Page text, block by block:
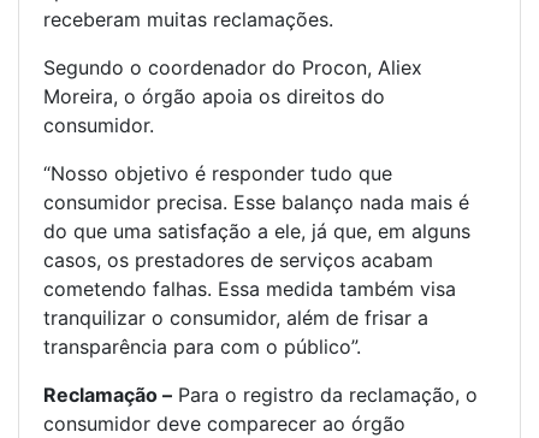
receberam muitas reclamações.
Segundo o coordenador do Procon, Aliex
Moreira, o órgão apoia os direitos do
consumidor.
“Nosso objetivo é responder tudo que
consumidor precisa. Esse balanço nada mais é
do que uma satisfação a ele, já que, em alguns
casos, os prestadores de serviços acabam
cometendo falhas. Essa medida também visa
tranquilizar o consumidor, além de frisar a
transparência para com o público”.
Reclamação – Para o registro da reclamação, o
consumidor deve comparecer ao órgão